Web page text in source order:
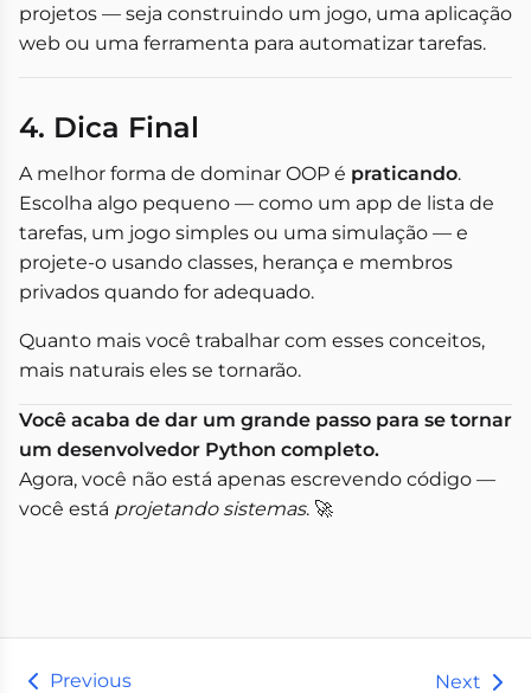
projetos — seja construindo um jogo, uma aplicação
web ou uma ferramenta para automatizar tarefas.
4. Dica Final
A melhor forma de dominar OOP é praticando.
Escolha algo pequeno — como um app de lista de
tarefas, um jogo simples ou uma simulação — e
projete-o usando classes, herança e membros
privados quando for adequado.
Quanto mais você trabalhar com esses conceitos,
mais naturais eles se tornarão.
Você acaba de dar um grande passo para se tornar
um desenvolvedor Python completo.
Agora, você não está apenas escrevendo código —
você está projetando sistemas. 🚀
Previous Next